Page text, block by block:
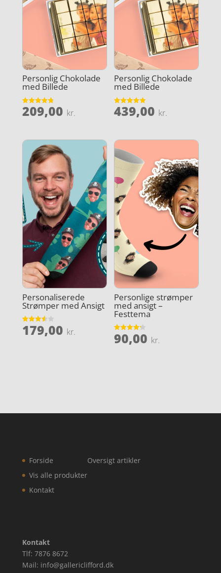
Personlig Chokolade
med Billede
Vurderet
4.8
209,00 kr.
Personlig Chokolade
med Billede
Vurderet
4.9
439,00 kr.
Personaliserede
Strømper med Ansigt
Vurderet
3.6
179,00 kr.
Personlige strømper
med ansigt –
Festtema
Vurderet
4.2
90,00 kr.
Forside
Vis alle produkter
Kontakt
Oversigt artikler
Kontakt
Tlf: 7876 8672
Mail: info@gallericlifford.dk